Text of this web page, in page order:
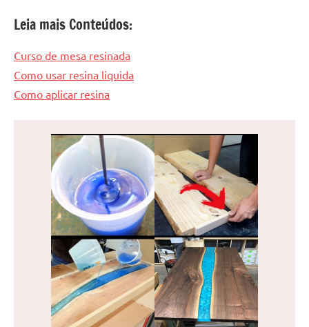
Leia mais Conteúdos:
Curso de mesa resinada
Como usar resina liquida
Como aplicar resina